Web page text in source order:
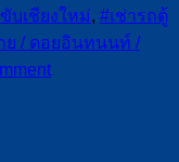
บเชียงใหม่, #เช่ารถตู้
ย / ดอยอินทนนท์ /